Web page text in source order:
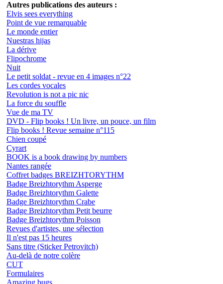
Autres publications des auteurs :
Elvis sees everything
Point de vue remarquable
Le monde entier
Nuestras hijas
La dérive
Flipochrome
Nuit
Le petit soldat - revue en 4 images n°22
Les cordes vocales
Revolution is not a pic nic
La force du souffle
Vue de ma TV
DVD - Flip books ! Un livre, un pouce, un film
Flip books ! Revue semaine n°115
Chien coupé
Cyrart
BOOK is a book drawing by numbers
Nantes rangée
Coffret badges BREIZHTORYTHM
Badge Breizhtorythm Asperge
Badge Breizhtorythm Galette
Badge Breizhtorythm Crabe
Badge Breizhtorythm Petit beurre
Badge Breizhtorythm Poisson
Revues d'artistes, une sélection
Il n'est pas 15 heures
Sans titre (Sticker Petrovitch)
Au-delà de notre colère
CUT
Formulaires